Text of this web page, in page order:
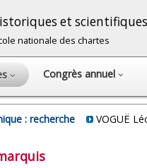
et scientifiques
nationale des chartes
Congrès annuel
: recherche VOGUË